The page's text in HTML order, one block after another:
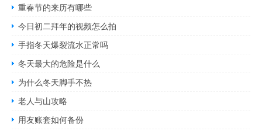
重春节的来历有哪些
今日初二拜年的视频怎么拍
手指冬天爆裂流水正常吗
冬天最大的危险是什么
为什么冬天脚手不热
老人与山攻略
用友账套如何备份